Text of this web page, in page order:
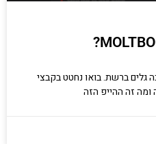
גלים ברשת. בואו נחטט בקבצי
זה ההייפ הזה